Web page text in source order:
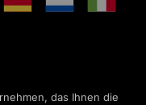
das Ihnen die